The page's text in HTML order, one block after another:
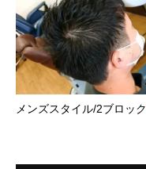
メンズスタイル/2ブロック